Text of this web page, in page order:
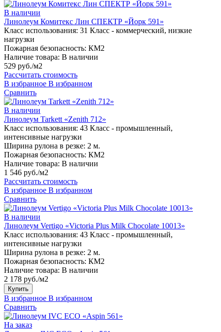
В наличии
Линолеум Комитекс Лин СПЕКТР «Йорк 591»
Класс использования: 31 Класс - коммерческий, низкие
нагрузки
Пожарная безопасность: КМ2
Наличие товара: В наличии
529 руб./м2
Рассчитать стоимость
В избранное В избранном
Сравнить
В наличии
Линолеум Tarkett «Zenith 712»
Класс использования: 43 Класс - промышленный,
интенсивные нагрузки
Ширина рулона в резке: 2 м.
Пожарная безопасность: КМ2
Наличие товара: В наличии
1 546 руб./м2
Рассчитать стоимость
В избранное В избранном
Сравнить
В наличии
Линолеум Vertigo «Victoria Plus Milk Chocolate 10013»
Класс использования: 43 Класс - промышленный,
интенсивные нагрузки
Ширина рулона в резке: 2 м.
Пожарная безопасность: КМ2
Наличие товара: В наличии
2 178 руб./м2
Купить
В избранное В избранном
Сравнить
На заказ